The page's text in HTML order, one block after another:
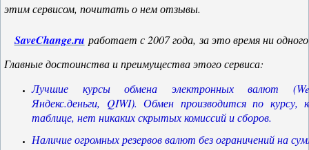
этим сервисом, почитать о нем отзывы.
SaveChange.ru работает с 2007 года, за это время ни
Главные достоинства и преимущества этого сервиса:
Лучшие курсы обмена электронных валют
Яндекс.деньги, QIWI). Обмен производится по
таблице, нет никаких скрытых комиссий и сборов.
Наличие огромных резервов валют без ограничений на